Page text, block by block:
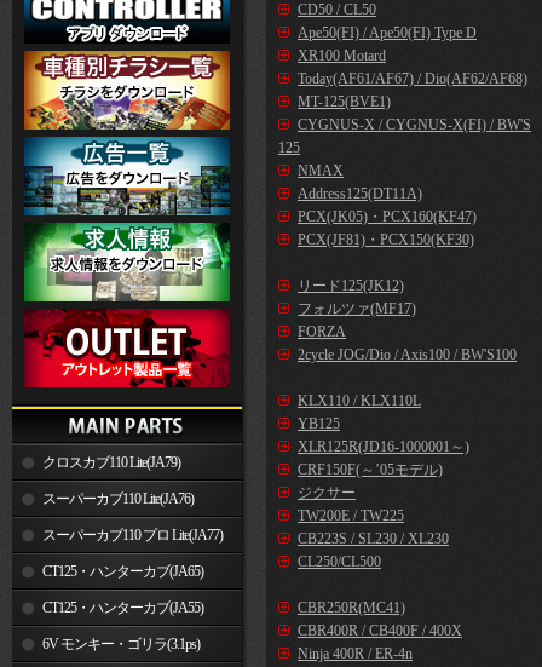
クロスカブ110 Lite(JA79)
スーパーカブ110 Lite(JA76)
スーパーカブ110 プロ Lite(JA77)
CT125・ハンターカブ(JA65)
CT125・ハンターカブ(JA55)
6V モンキー・ゴリラ(3.1ps)
CD50 / CL50
Ape50(FI) / Ape50(FI) Type D
XR100 Motard
Today(AF61/AF67) / Dio(AF62/AF68)
MT-125(BVE1)
CYGNUS-X / CYGNUS-X(FI) / BW'S
125
NMAX
Address125(DT11A)
PCX(JK05)・PCX160(KF47)
PCX(JF81)・PCX150(KF30)
リード125(JK12)
フォルツァ(MF17)
FORZA
2cycle JOG/Dio / Axis100 / BW'S100
KLX110 / KLX110L
YB125
XLR125R(JD16-1000001～)
CRF150F(～’05モデル)
ジクサー
TW200E / TW225
CB223S / SL230 / XL230
CL250/CL500
CBR250R(MC41)
CBR400R / CB400F / 400X
Ninja 400R / ER-4n